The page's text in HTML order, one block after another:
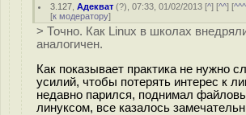
3.127 ,Адекват (?), 07:33, 01/02/2013 [^] [^^] [^^^
[к модератору]
> Точно. Как Linux в школах
аналогичен.
Как показывает практика не нужно
усилий, чтобы потерять интерес к
недавно парился, поднимал
линуксом, все казалось